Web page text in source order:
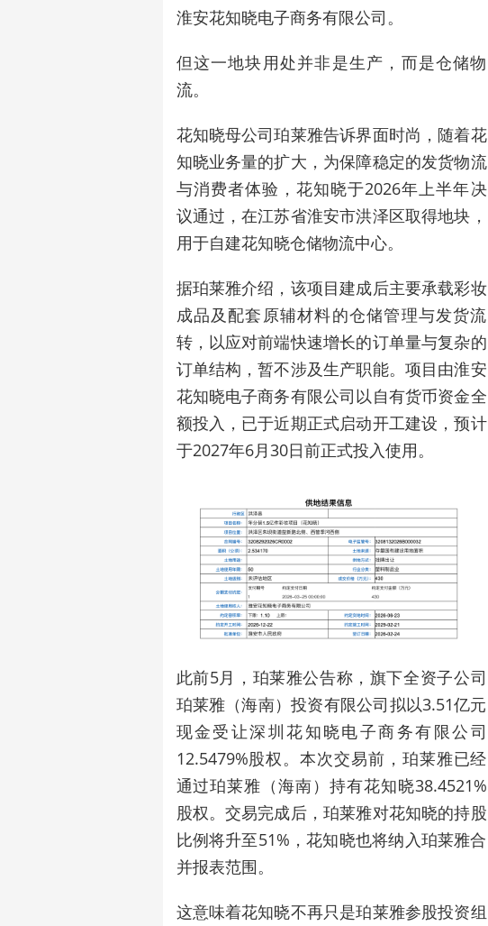
淮安花知晓电子商务有限公司。
但这一地块用处并非是生产，而是仓储物
流。
花知晓母公司珀莱雅告诉界面时尚，随着花
知晓业务量的扩大，为保障稳定的发货物流
与消费者体验，花知晓于2026年上半年决
议通过，在江苏省淮安市洪泽区取得地块，
用于自建花知晓仓储物流中心。
据珀莱雅介绍，该项目建成后主要承载彩妆
成品及配套原辅材料的仓储管理与发货流
转，以应对前端快速增长的订单量与复杂的
订单结构，暂不涉及生产职能。项目由淮安
花知晓电子商务有限公司以自有货币资金全
额投入，已于近期正式启动开工建设，预计
于2027年6月30日前正式投入使用。
此前5月，珀莱雅公告称，旗下全资子公司
珀莱雅（海南）投资有限公司拟以3.51亿元
现金受让深圳花知晓电子商务有限公司
12.5479%股权。本次交易前，珀莱雅已经
通过珀莱雅（海南）持有花知晓38.4521%
股权。交易完成后，珀莱雅对花知晓的持股
比例将升至51%，花知晓也将纳入珀莱雅合
并报表范围。
这意味着花知晓不再只是珀莱雅参股投资组